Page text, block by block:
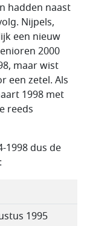
hadden naast
Nijpels,
een nieuw
2000
maar wist
een zetel. Als
1998 met
reeds
1998 dus de
1995